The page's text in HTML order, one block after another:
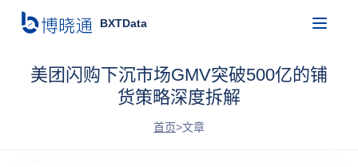
BXTData
美团闪购下沉市场GMV突破500亿的铺
货策略深度拆解
首页>文章